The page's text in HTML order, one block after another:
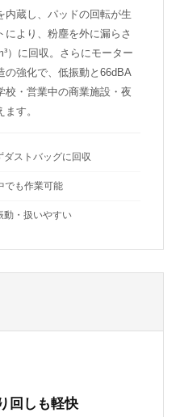
内蔵し、パッドの回転が生
より、粉塵を外に漏らさ
）に回収。さらにモーター
の強化で、低振動と66dBA
校・営業中の商業施設・夜
す。
ストバッグに回収
でも作業可能
動・扱いやすい
回しも軽快